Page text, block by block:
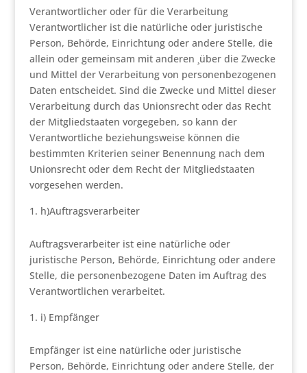
Verantwortlicher oder für die Verarbeitung
Verantwortlicher ist die natürliche oder juristische
Person, Behörde, Einrichtung oder andere Stelle, die
allein oder gemeinsam mit anderen ¸über die Zwecke
und Mittel der Verarbeitung von personenbezogenen
Daten entscheidet. Sind die Zwecke und Mittel dieser
Verarbeitung durch das Unionsrecht oder das Recht
der Mitgliedstaaten vorgegeben, so kann der
Verantwortliche beziehungsweise können die
bestimmten Kriterien seiner Benennung nach dem
Unionsrecht oder dem Recht der Mitgliedstaaten
vorgesehen werden.
h)Auftragsverarbeiter
Auftragsverarbeiter ist eine natürliche oder
juristische Person, Behörde, Einrichtung oder andere
Stelle, die personenbezogene Daten im Auftrag des
Verantwortlichen verarbeitet.
i) Empfänger
Empfänger ist eine natürliche oder juristische
Person, Behörde, Einrichtung oder andere Stelle, der